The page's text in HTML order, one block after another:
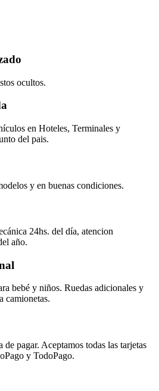
ocultos.
en Hoteles, Terminales y
del pais.
y en buenas condiciones.
24hs. del día, atencion
año.
bebé y niños. Ruedas adicionales y
camionetas.
pagar. Aceptamos todas las tarjetas
y TodoPago.